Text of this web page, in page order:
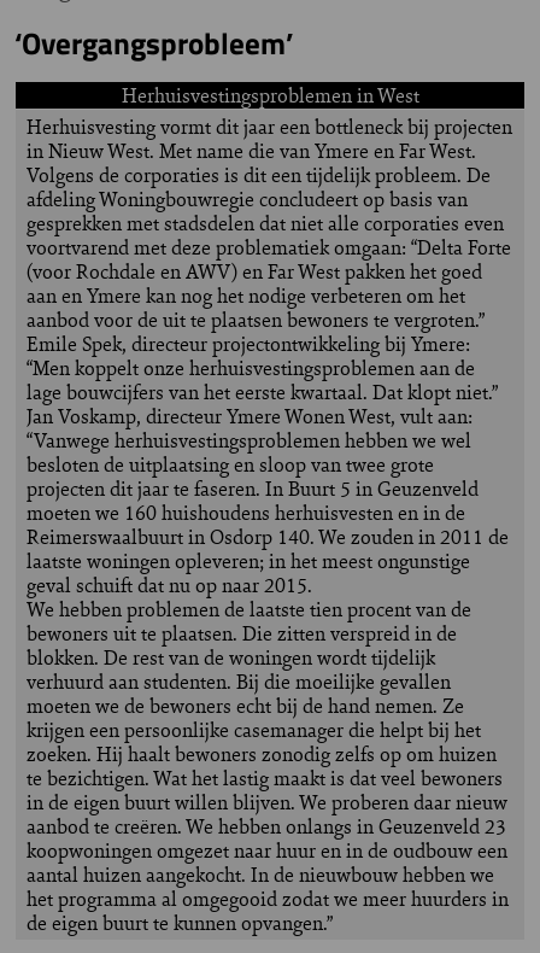
‘Overgangsprobleem’
Herhuisvestingsproblemen in West
Herhuisvesting vormt dit jaar een bottleneck bij projecten
in Nieuw West. Met name die van Ymere en Far West.
Volgens de corporaties is dit een tijdelijk probleem. De
afdeling Woningbouwregie concludeert op basis van
gesprekken met stadsdelen dat niet alle corporaties even
voortvarend met deze problematiek omgaan: “Delta Forte
(voor Rochdale en AWV) en Far West pakken het goed
aan en Ymere kan nog het nodige verbeteren om het
aanbod voor de uit te plaatsen bewoners te vergroten.”
Emile Spek, directeur projectontwikkeling bij Ymere:
“Men koppelt onze herhuisvestingsproblemen aan de
lage bouwcijfers van het eerste kwartaal. Dat klopt niet.”
Jan Voskamp, directeur Ymere Wonen West, vult aan:
“Vanwege herhuisvestingsproblemen hebben we wel
besloten de uitplaatsing en sloop van twee grote
projecten dit jaar te faseren. In Buurt 5 in Geuzenveld
moeten we 160 huishoudens herhuisvesten en in de
Reimerswaalbuurt in Osdorp 140. We zouden in 2011 de
laatste woningen opleveren; in het meest ongunstige
geval schuift dat nu op naar 2015.
We hebben problemen de laatste tien procent van de
bewoners uit te plaatsen. Die zitten verspreid in de
blokken. De rest van de woningen wordt tijdelijk
verhuurd aan studenten. Bij die moeilijke gevallen
moeten we de bewoners echt bij de hand nemen. Ze
krijgen een persoonlijke casemanager die helpt bij het
zoeken. Hij haalt bewoners zonodig zelfs op om huizen
te bezichtigen. Wat het lastig maakt is dat veel bewoners
in de eigen buurt willen blijven. We proberen daar nieuw
aanbod te creëren. We hebben onlangs in Geuzenveld 23
koopwoningen omgezet naar huur en in de oudbouw een
aantal huizen aangekocht. In de nieuwbouw hebben we
het programma al omgegooid zodat we meer huurders in
de eigen buurt te kunnen opvangen.”